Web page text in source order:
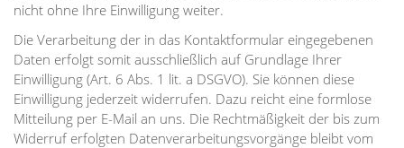
nicht ohne Ihre Einwilligung weiter.
Die Verarbeitung der in das Kontaktformular eingegebenen
Daten erfolgt somit ausschließlich auf Grundlage Ihrer
Einwilligung (Art. 6 Abs. 1 lit. a DSGVO). Sie können diese
Einwilligung jederzeit widerrufen. Dazu reicht eine formlose
Mitteilung per E-Mail an uns. Die Rechtmäßigkeit der bis zum
Widerruf erfolgten Datenverarbeitungsvorgänge bleibt vom